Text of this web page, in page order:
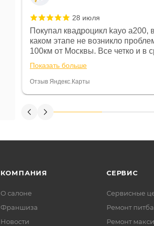
28 июля
Покупал квадроцикл kayo a200,
каком этапе не возникло
100км от Москвы. Все четко и в
спидометре всегда был 0, при
постоянно были на связи и в
Считаю, что это говорит о
Показать больше
Отзыв Яндекс.Карты
КОМПАНИЯ
О салоне
Франшиза
Новости
СЕРВИС
Сервисные
Ремонт
Ремонт